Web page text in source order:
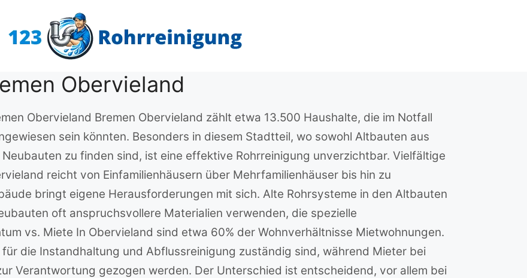
Obervieland
Obervieland Bremen Obervieland zählt etwa 13.500 Haushalte, die im Notfall
sein könnten. Besonders in diesem Stadtteil, wo sowohl Altbauten aus
zu finden sind, ist eine effektive Rohrreinigung unverzichtbar. Vielfältige
reicht von Einfamilienhäusern über Mehrfamilienhäuser bis hin zu
bringt eigene Herausforderungen mit sich. Alte Rohrsysteme in den Altbauten
oft anspruchsvollere Materialien verwenden, die spezielle
vs. Miete In Obervieland sind etwa 60% der Wohnverhältnisse Mietwohnungen.
die Instandhaltung und Abflussreinigung zuständig sind, während Mieter bei
Verantwortung gezogen werden. Der Unterschied ist entscheidend, vor allem bei